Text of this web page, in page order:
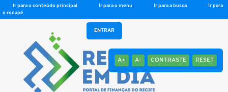
Ir para o conteúdo principal Ir para o menu Ir para a busca
Ir para
o rodapé
A+ A- CONTRASTE RESET
ENTRAR